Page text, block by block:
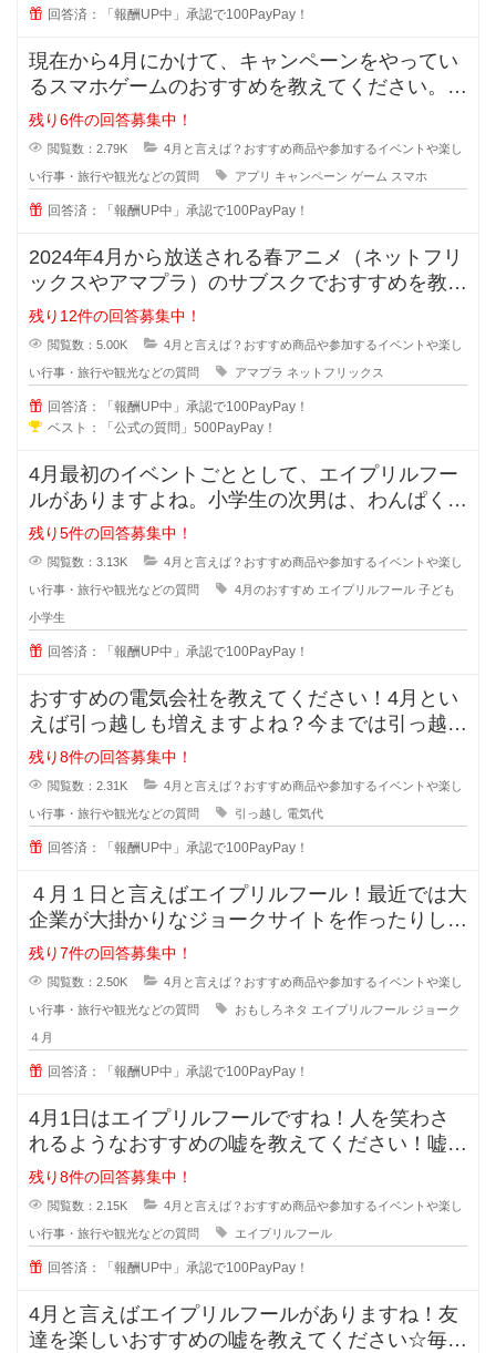
回答済：「報酬UP中」承認で100PayPay！
現在から4月にかけて、キャンペーンをやってい
るスマホゲームのおすすめを教えてください。
暇な時や予定がない土日など
残り6件の回答募集中！
閲覧数：2.79K 4月と言えば？おすすめ商品や参加するイベントや楽し
い行事・旅行や観光などの質問 アプリ キャンペーン ゲーム スマホ
回答済：「報酬UP中」承認で100PayPay！
2024年4月から放送される春アニメ（ネットフリ
ックスやアマプラ）のサブスクでおすすめを教え
てください！ファンタジーや異
残り12件の回答募集中！
閲覧数：5.00K 4月と言えば？おすすめ商品や参加するイベントや楽し
い行事・旅行や観光などの質問 アマプラ ネットフリックス
回答済：「報酬UP中」承認で100PayPay！
ベスト：「公式の質問」500PayPay！
4月最初のイベントごととして、エイプリルフー
ルがありますよね。小学生の次男は、わんぱく気
質な所があり、当日はお友達にもし
残り5件の回答募集中！
閲覧数：3.13K 4月と言えば？おすすめ商品や参加するイベントや楽し
い行事・旅行や観光などの質問 4月のおすすめ エイプリルフール 子ども
小学生
回答済：「報酬UP中」承認で100PayPay！
おすすめの電気会社を教えてください！4月とい
えば引っ越しも増えますよね？今までは引っ越し
先の電気を何となく使っていました
残り8件の回答募集中！
閲覧数：2.31K 4月と言えば？おすすめ商品や参加するイベントや楽し
い行事・旅行や観光などの質問 引っ越し 電気代
回答済：「報酬UP中」承認で100PayPay！
４月１日と言えばエイプリルフール！最近では大
企業が大掛かりなジョークサイトを作ったりして
盛り上がっていますよね？＾＾
残り7件の回答募集中！
閲覧数：2.50K 4月と言えば？おすすめ商品や参加するイベントや楽し
い行事・旅行や観光などの質問 おもしろネタ エイプリルフール ジョーク
４月
回答済：「報酬UP中」承認で100PayPay！
4月1日はエイプリルフールですね！人を笑わさ
れるようなおすすめの嘘を教えてください！嘘つ
きは泥棒のはじまりとよく言われて
残り8件の回答募集中！
閲覧数：2.15K 4月と言えば？おすすめ商品や参加するイベントや楽し
い行事・旅行や観光などの質問 エイプリルフール
回答済：「報酬UP中」承認で100PayPay！
4月と言えばエイプリルフールがありますね！友
達を楽しいおすすめの嘘を教えてください☆毎年